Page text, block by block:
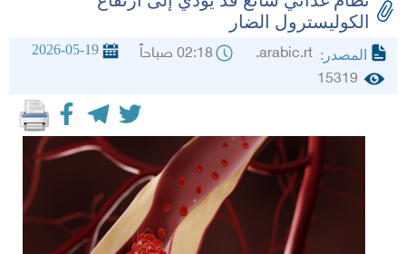
الكوليسترول الضار
المصدر: 02:18 صباحاً 2026-05-19
15319